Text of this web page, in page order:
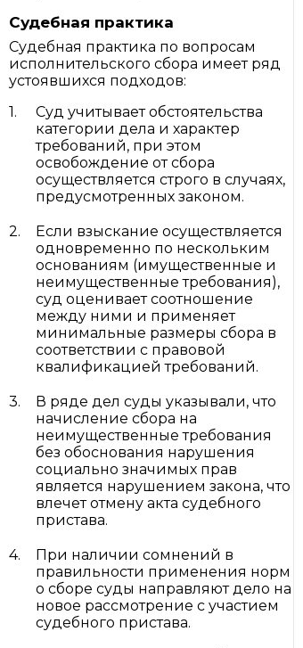
Судебная практика
Судебная практика по вопросам
исполнительского сбора имеет ряд
устоявшихся подходов:
Суд учитывает обстоятельства
категории дела и характер
требований, при этом
освобождение от сбора
осуществляется строго в случаях,
предусмотренных законом.
Если взыскание осуществляется
одновременно по нескольким
основаниям (имущественные и
неимущественные требования),
суд оценивает соотношение
между ними и применяет
минимальные размеры сбора в
соответствии с правовой
квалификацией требований.
В ряде дел суды указывали, что
начисление сбора на
неимущественные требования
без обоснования нарушения
социально значимых прав
является нарушением закона, что
влечет отмену акта судебного
пристава.
При наличии сомнений в
правильности применения норм
о сборе суды направляют дело на
новое рассмотрение с участием
судебного пристава.